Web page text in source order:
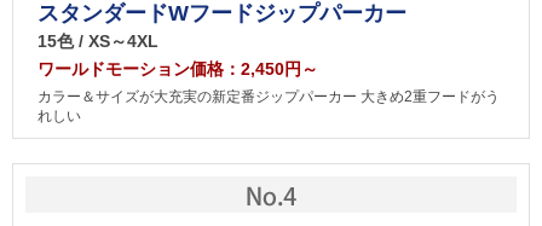
スタンダードWフードジップパーカー
15色 / XS～4XL
ワールドモーション価格：2,450円～
カラー＆サイズが大充実の新定番ジップパーカー 大きめ2重フードがう
れしい